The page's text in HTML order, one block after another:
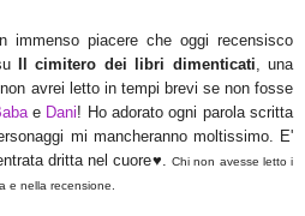
immenso piacere che oggi recensisco
Il cimitero dei libri dimenticati, una
non avrei letto in tempi brevi se non fosse
e Dani! Ho adoratoogni parola scritta
mi manc heranno moltissimo. E'
dritta nel cuore♥. Chi non avesse letto i
e nella recensione.